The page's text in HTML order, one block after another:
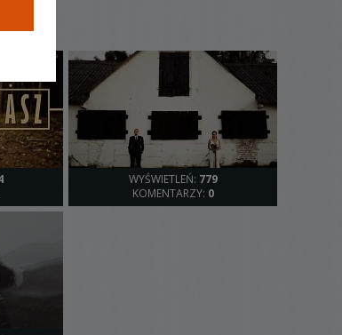
WYŚWIETLEŃ: 779
KOMENTARZY: 0